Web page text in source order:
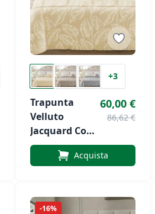
+3
Trapunta
Velluto
Jacquard Con
Cuscino
Coordinato
60,00 €
86,62 €
Acquista
-16%